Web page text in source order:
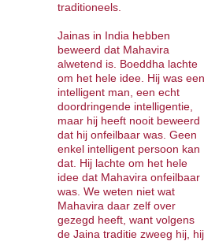
traditioneels.
Jainas in India hebben
beweerd dat Mahavira
alwetend is. Boeddha lachte
om het hele idee. Hij was een
intelligent man, een echt
doordringende intelligentie,
maar hij heeft nooit beweerd
dat hij onfeilbaar was. Geen
enkel intelligent persoon kan
dat. Hij lachte om het hele
idee dat Mahavira onfeilbaar
was. We weten niet wat
Mahavira daar zelf over
gezegd heeft, want volgens
de Jaina traditie zweeg hij, hij